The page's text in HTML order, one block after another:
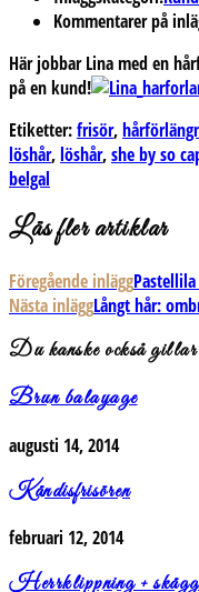
Kommentarer på
Här jobbar Lina med en
på en kund!
Etiketter:frisör,
löshår,löshår,she by so
belgal
Läs fler artiklar
Föregående inlägg
Nästa inläggLångt hår:
Du kanske också gillar
Brun balayage
augusti 14, 2014
Kändisfrisören
februari 12, 2014
Herrklippning +